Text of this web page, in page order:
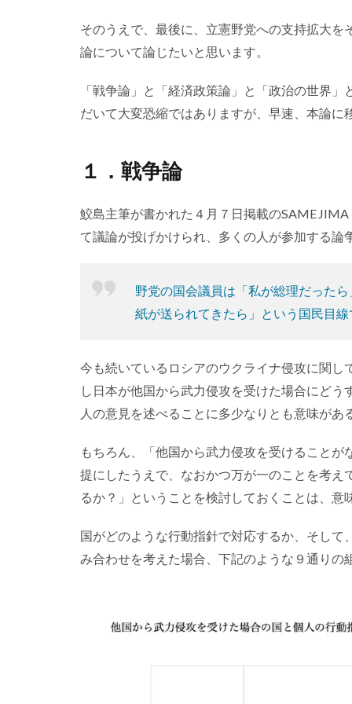
そのうえで、最後に、立憲野党への支持拡大
論について論じたいと思います。
「戦争論」と「経済政策論」と「政治の世界
だいて大変恐縮ではありますが、早速、本論に
１．戦争論
鮫島主筆が書かれた４月７日掲載の
て議論が投げかけられ、多くの人が参加する論
野党の国会議員は「私が総理だった
紙が送られてきたら」という国民目
今も続いているロシアのウクライナ侵攻に関
し日本が他国から武力侵攻を受けた場合にど
人の意見を述べることに多少なりとも意味が
もちろん、「他国から武力侵攻を受けること
提にしたうえで、なおかつ万が一のことを考
るか？」ということを検討しておくことは、意
国がどのような行動指針で対応するか、そし
み合わせを考えた場合、下記のような９通りの